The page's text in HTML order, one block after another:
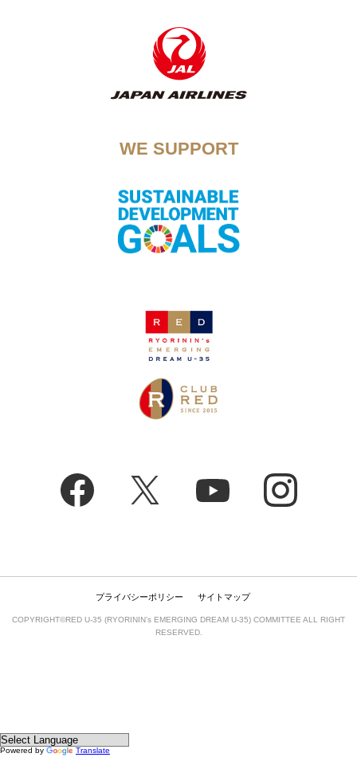
WE SUPPORT
プライバシーポリシー サイトマップ
COPYRIGHT©RED U-35 (RYORININ’s EMERGING DREAM U-35) COMMITTEE ALL RIGHT
RESERVED.
Powered by Translate